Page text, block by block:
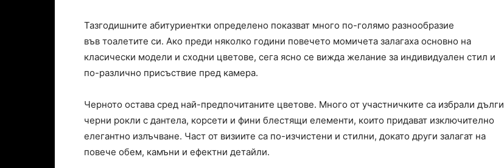
Тазгодишните абитуриентки определено показват много по-голямо разнообразие
във тоалетите си. Ако преди няколко години повечето момичета залагаха основно на
класически модели и сходни цветове, сега ясно се вижда желание за индивидуален стил и
по-различно присъствие пред камера.
Черното остава сред най-предпочитаните цветове. Много от участничките са избрали дълги
черни рокли с дантела, корсети и фини блестящи елементи, които придават изключително
елегантно излъчване. Част от визиите са по-изчистени и стилни, докато други залагат на
повече обем, камъни и ефектни детайли.